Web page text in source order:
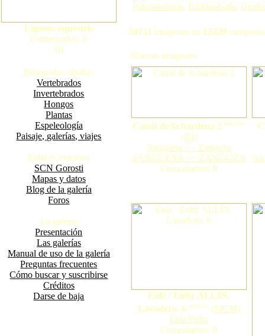
Ligaeus equestris
Comentarios: 0
JIJ
Búsquedas rápidas
Vertebrados
Invertebrados
Hongos
Plantas
Espeleología
Paisaje, galerías, viajes
Enlaces externos
SCN Gorosti
Mapas y datos
Blog de la galería
Foros
La galería
Presentación
Las galerías
Manual de uso de la galería
Preguntas frecuentes
Cómo buscar y suscribirse
Créditos
Darse de baja
Paleontología, Espeleología,
50731 imágenes en 12329
Nuevas imágenes
Canal de la bardena 2 nuevo
(JIJ)
Sangüesa <> Zangoza
SANGÜESA <> ZANGOZA
Comentarios: 0
Eulz / Eultz ALLÍN.
Lavadero. 6 nuevo (MCM)
Eulz/Eultz
Comentarios: 0